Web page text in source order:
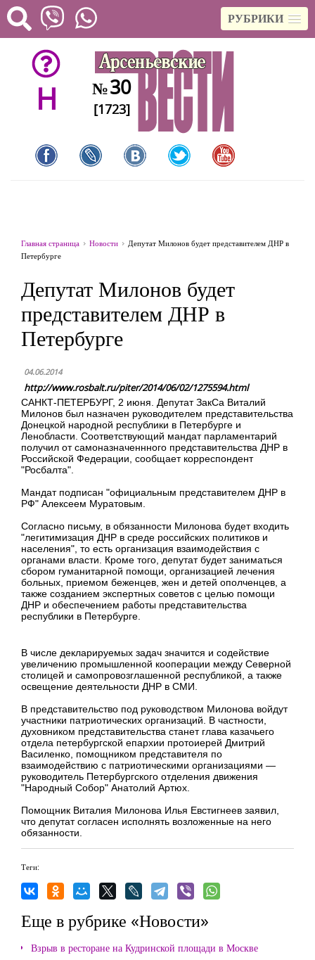
РУБРИКИ
H №30
[1723]
Главная страница Новости
Депутат Милонов будет представителем ДНР в
Петербурге
Депутат Милонов будет
представителем ДНР в
Петербурге
04.06.2014
http://www.rosbalt.ru/piter/2014/06/02/1275594.html
САНКТ-ПЕТЕРБУРГ, 2 июня. Депутат ЗакСа Виталий
Милонов был назначен руководителем представительства
Донецкой народной республики в Петербурге и
Ленобласти. Соответствующий мандат парламентарий
получил от самоназначеннного представительства ДНР в
Российской Федерации, сообщает корреспондент
"Росбалта".
Мандат подписан "официальным представителем ДНР в
РФ" Алексеем Муратовым.
Согласно письму, в обязанности Милонова будет входить
"легитимизация ДНР в среде российских политиков и
населения", то есть организация взаимодействия с
органами власти. Кроме того, депутат будет заниматься
сбором гуманитарной помощи, организацией лечения
больных, приемом беженцев, жен и детей ополченцев, а
также созданием экспертных советов с целью помощи
ДНР и обеспечением работы представительства
республики в Петербурге.
В числе декларируемых задач значится и содействие
увеличению промышленной кооперации между Северной
столицей и самопровозглашенной республикой, а также
освещение деятельности ДНР в СМИ.
В представительство под руководством Милонова войдут
участники патриотических организаций. В частности,
духовником представительства станет глава казачьего
отдела петербургской епархии протоиерей Дмитрий
Василенко, помощником представителя по
взаимодействию с патриотическими организациями —
руководитель Петербургского отделения движения
"Народный Собор" Анатолий Артюх.
Помощник Виталия Милонова Илья Евстигнеев заявил,
что депутат согласен исполнять возложенные на него
обязанности.
Теги:
Еще в рубрике «Новости»
Взрыв в ресторане на Кудринской площади в Москве